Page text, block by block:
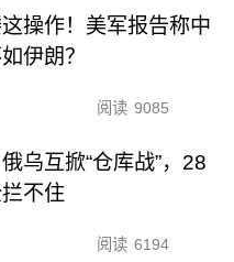
操作！美军报告称中
伊朗？
阅读 9085
乌互掀“仓库战”，28
不住
阅读 6194